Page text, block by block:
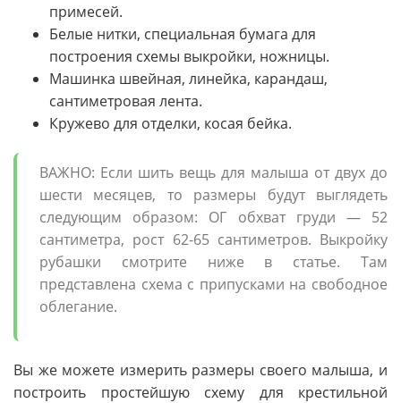
примесей.
Белые нитки, специальная бумага для
построения схемы выкройки, ножницы.
Машинка швейная, линейка, карандаш,
сантиметровая лента.
Кружево для отделки, косая бейка.
ВАЖНО: Если шить вещь для малыша от двух до
шести месяцев, то размеры будут выглядеть
следующим образом: ОГ обхват груди — 52
сантиметра, рост 62-65 сантиметров. Выкройку
рубашки смотрите ниже в статье. Там
представлена схема с припусками на свободное
облегание.
Вы же можете измерить размеры своего малыша, и
построить простейшую схему для крестильной